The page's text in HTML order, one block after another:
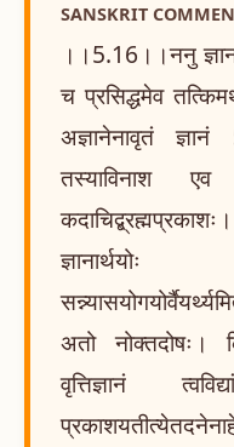
SANSKRIT
।।5.16।।ननु
च प्रसिद्धमेव
अज्ञानेनावृतं
तस्याविनाश
ज्ञानार्थयोः
अतो नोक्तदोषः।
वृत्तिज्ञानं